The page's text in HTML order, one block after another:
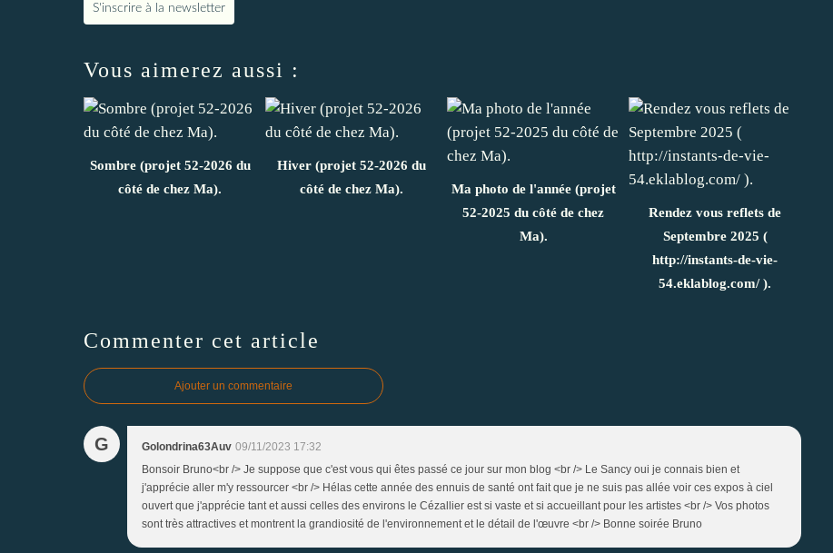
S'inscrire à la newsletter
Vous aimerez aussi :
Sombre (projet 52-2026 du
côté de chez Ma).
Hiver (projet 52-2026 du
côté de chez Ma).
Ma photo de l'année (projet
52-2025 du côté de chez
Ma).
Rendez vous reflets de
Septembre 2025 (
http://instants-de-vie-
54.eklablog.com/ ).
Commenter cet article
Ajouter un commentaire
G Golondrina63Auv 09/11/2023 17:32
Bonsoir Bruno<br /> Je suppose que c'est vous qui êtes passé ce jour sur mon blog <br /> Le Sancy oui je connais bien et
j'apprécie aller m'y ressourcer <br /> Hélas cette année des ennuis de santé ont fait que je ne suis pas allée voir ces expos à ciel
ouvert que j'apprécie tant et aussi celles des environs le Cézallier est si vaste et si accueillant pour les artistes <br /> Vos photos
sont très attractives et montrent la grandiosité de l'environnement et le détail de l'œuvre <br /> Bonne soirée Bruno